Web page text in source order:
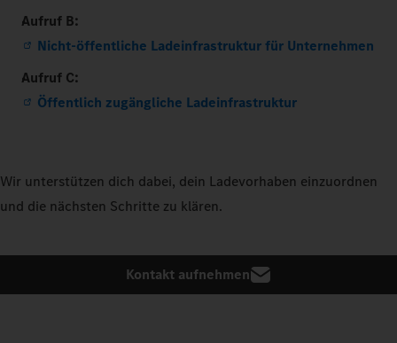
Aufruf B:
Nicht-öffentliche Ladeinfrastruktur für Unternehmen
Aufruf C:
Öffentlich zugängliche Ladeinfrastruktur
Wir unterstützen dich dabei, dein Ladevorhaben einzuordnen
und die nächsten Schritte zu klären.
Kontakt aufnehmen